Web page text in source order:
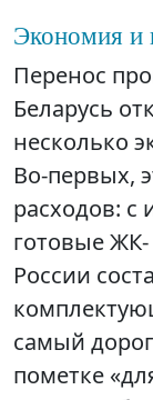
Экономия и
Перенос
Беларусь
несколько
Во-первых,
расходов: с
готовые
России
самый
пометке